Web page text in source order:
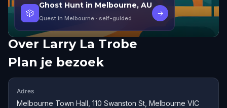
🎲
Ghost Hunt in Melbourne, AU
Quest in Melbourne · self-guided
→
Over Larry La Trobe
Plan je bezoek
Adres
Melbourne Town Hall, 110 Swanston St, Melbourne VIC